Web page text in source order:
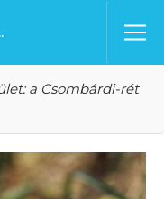
a Csombárdi-rét